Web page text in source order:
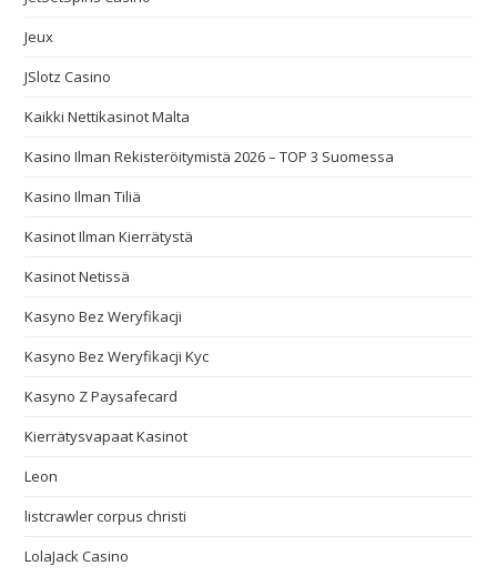
Jeux
JSlotz Casino
Kaikki Nettikasinot Malta
Kasino Ilman Rekisteröitymistä 2026 – TOP 3 Suomessa
Kasino Ilman Tiliä
Kasinot Ilman Kierrätystä
Kasinot Netissä
Kasyno Bez Weryfikacji
Kasyno Bez Weryfikacji Kyc
Kasyno Z Paysafecard
Kierrätysvapaat Kasinot
Leon
listcrawler corpus christi
LolaJack Casino